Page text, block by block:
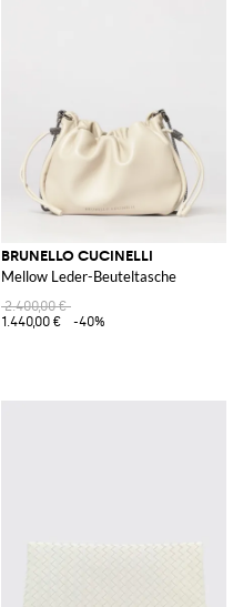
BRUNELLO CUCINELLI
Mellow Leder-Beuteltasche
2.400,00 €
1.440,00 €
-40%